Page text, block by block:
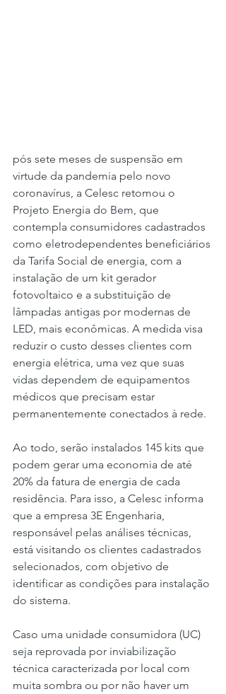
pós sete meses de suspensão em
virtude da pandemia pelo novo
coronavírus, a Celesc retomou o
Projeto Energia do Bem, que
contempla consumidores cadastrados
como eletrodependentes beneficiários
da Tarifa Social de energia, com a
instalação de um kit gerador
fotovoltaico e a substituição de
lâmpadas antigas por modernas de
LED, mais econômicas. A medida visa
reduzir o custo desses clientes com
energia elétrica, uma vez que suas
vidas dependem de equipamentos
médicos que precisam estar
permanentemente conectados à rede.
Ao todo, serão instalados 145 kits que
podem gerar uma economia de até
20% da fatura de energia de cada
residência. Para isso, a Celesc informa
que a empresa 3E Engenharia,
responsável pelas análises técnicas,
está visitando os clientes cadastrados
selecionados, com objetivo de
identificar as condições para instalação
do sistema.
Caso uma unidade consumidora (UC)
seja reprovada por inviabilização
técnica caracterizada por local com
muita sombra ou por não haver um